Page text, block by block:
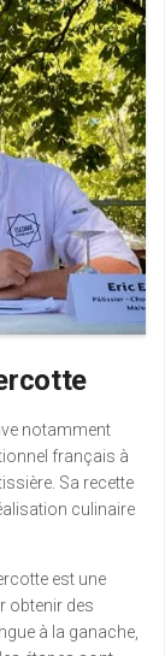
notamment
français à
Sa recette
culinaire
est une
obtenir des
à la ganache,